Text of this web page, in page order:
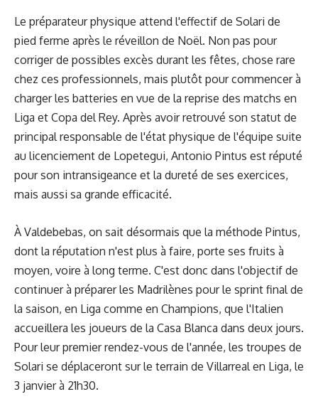
Le préparateur physique attend l'effectif de Solari de
pied ferme après le réveillon de Noël. Non pas pour
corriger de possibles excès durant les fêtes, chose rare
chez ces professionnels, mais plutôt pour commencer à
charger les batteries en vue de la reprise des matchs en
Liga et Copa del Rey. Après avoir retrouvé son statut de
principal responsable de l'état physique de l'équipe suite
au licenciement de Lopetegui, Antonio Pintus est réputé
pour son intransigeance et la dureté de ses exercices,
mais aussi sa grande efficacité.
À Valdebebas, on sait désormais que la méthode Pintus,
dont la réputation n'est plus à faire, porte ses fruits à
moyen, voire à long terme. C'est donc dans l'objectif de
continuer à préparer les Madrilènes pour le sprint final de
la saison, en Liga comme en Champions, que l'Italien
accueillera les joueurs de la Casa Blanca dans deux jours.
Pour leur premier rendez-vous de l'année, les troupes de
Solari se déplaceront sur le terrain de Villarreal en Liga, le
3 janvier à 21h30.